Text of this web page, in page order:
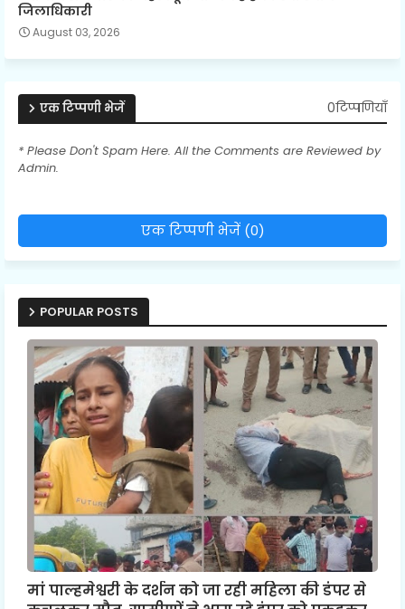
जिलाधिकारी
August 03, 2026
एक टिप्पणी भेजें 0टिप्पणियाँ
* Please Don't Spam Here. All the Comments are Reviewed by
Admin.
एक टिप्पणी भेजें (0)
POPULAR POSTS
मां पाल्हमेश्वरी के दर्शन को जा रही महिला की डंपर से